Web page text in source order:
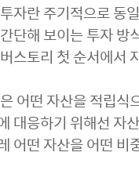
자란 주기적으로 동
단해 보이는 투자 방
스토리 첫 순서에서
어떤 자산을 적립식
대응하기 위해선 자
어떤 자산을 어떤 비